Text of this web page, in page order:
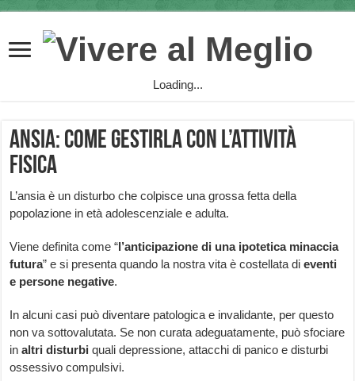
Loading...
Ansia: come gestirla con l’attività
fisica
L’ansia è un disturbo che colpisce una grossa fetta della
popolazione in età adolescenziale e adulta.
Viene definita come “l’anticipazione di una ipotetica minaccia
futura” e si presenta quando la nostra vita è costellata dieventi
e persone negative.
In alcuni casi può diventare patologica e invalidante, per questo
non va sottovalutata. Se non curata adeguatamente, può sfociare
inaltri disturbi quali depressione, attacchi di panico e disturbi
ossessivo compulsivi.